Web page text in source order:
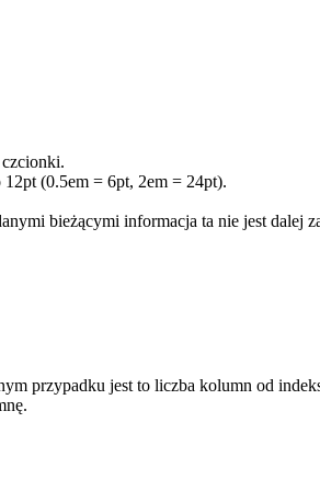
12pt (0.5em = 6pt, 2em = 24pt).
bieżącymi informacja ta nie jest dalej
przypadku jest to liczba kolumn od